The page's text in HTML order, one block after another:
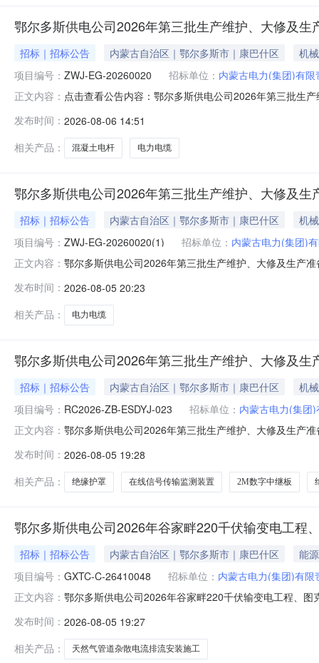
鄂尔多斯供电公司2026年第三批生产维护、大修及
招标｜招标公告 内蒙古自治区｜鄂尔多斯市｜康巴什区
机
项目编号： ZWJ-EG-20260020 招标单位： 内蒙古电力(集团)有
正文内容： 点击查看公告内容：鄂尔多斯供电公司2026年第三批生
发布时间： 2026-08-06 14:51
相关产品：
混凝土电杆 电力电缆
鄂尔多斯供电公司2026年第三批生产维护、大修及
招标｜招标公告 内蒙古自治区｜鄂尔多斯市｜康巴什区
机
项目编号： ZWJ-EG-20260020(1) 招标单位： 内蒙古电力(集团)
正文内容： 鄂尔多斯供电公司2026年第三批生产维护、大修及生产
间:2026-08-1309:00解密结束时间:2026-08-1310:00开
发布时间： 2026-08-05 20:23
相关产品：
电力电缆
鄂尔多斯供电公司2026年第三批生产维护、大修及
招标｜招标公告 内蒙古自治区｜鄂尔多斯市｜康巴什区
机
项目编号： RC2026-ZB-ESDYJ-023 招标单位： 内蒙古电力(集团
正文内容： 鄂尔多斯供电公司2026年第三批生产维护、大修及生产
时间:2026-08-1010:01开启应答文件地点:内蒙古产权交
发布时间： 2026-08-05 19:28
相关产品：
绝缘护罩 在线信号传输监测装置 2M数字中继板
鄂尔多斯供电公司2026年谷家畔220千伏输变电工程
招标｜招标公告 内蒙古自治区｜鄂尔多斯市｜康巴什区
能
项目编号： GXTC-C-26410048 招标单位： 内蒙古电力(集团)有
正文内容： 鄂尔多斯供电公司2026年谷家畔220千伏输变电工程、
1217:00开启应答文件时间:2026-08-2609:00解密开始
发布时间： 2026-08-05 19:27
相关产品：
天然气管道杂散电流排流安装施工